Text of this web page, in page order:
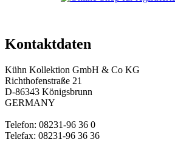
Kontaktdaten
Kühn Kollektion GmbH & Co KG
Richthofenstraße 21
D-86343 Königsbrunn
GERMANY
Telefon: 08231-96 36 0
Telefax: 08231-96 36 36